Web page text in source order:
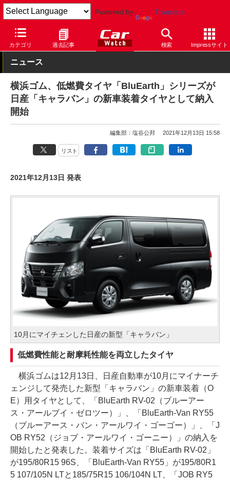
Powered by Translate
カテゴリ 過去記事 検索 Impressサイト
Car Watch タイヤ 横浜ゴム 低燃費
ニュース
横浜ゴム、低燃費タイヤ「BluEarth」シリーズが
日産「キャラバン」の新車装着タイヤとして納入
開始
編集部：塩谷公邦 2021年12月13日 15:58
リスト
2021年12月13日 発表
10月にマイチェンした日産の新型「キャラバン」
低燃費性能と耐摩耗性能を両立したタイヤ
横浜ゴムは12月13日、日産自動車が10月にマイナーチ
ェンジして発売した新型「キャラバン」の新車装着（O
E）用タイヤとして、「BluEarth RV-02（ブルーアー
ス・アールブイ・ゼロツー）」、「BluEarth-Van RY55
（ブルーアース・バン・アールワイ・ゴーゴー）」、「J
OB RY52（ジョブ・アールワイ・ゴーニー）」の納入を
開始したと発表した。装着サイズは「BluEarth RV-02」
が195/80R15 96S、「BluEarth-Van RY55」が195/80R1
5 107/105N LTと185/75R15 106/104N LT、「JOB RY5